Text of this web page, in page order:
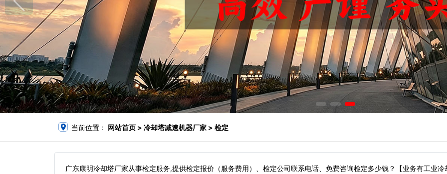
当前位置： 网站首页 > 冷却塔减速机器厂家 > 检定
广东康明冷却塔厂家从事检定服务,提供检定报价（服务费用）、检定公司联系电话、免费咨询检定多少钱？【业务有工业